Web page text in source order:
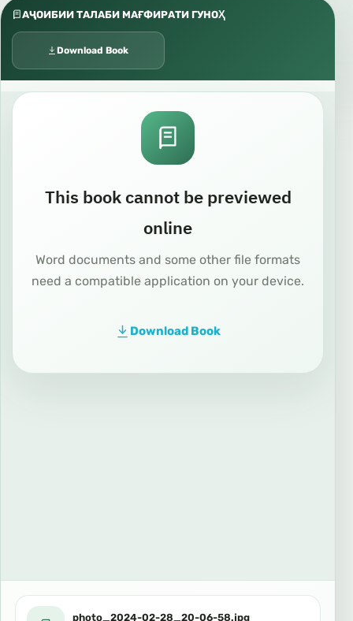
АҶОИБИИ ТАЛАБИ МАҒФИРАТИ ГУНОҲ
Download Book
This book cannot be previewed
online
Word documents and some other file formats
need a compatible application on your device.
Download Book
photo_2024-02-28_20-06-58.jpg